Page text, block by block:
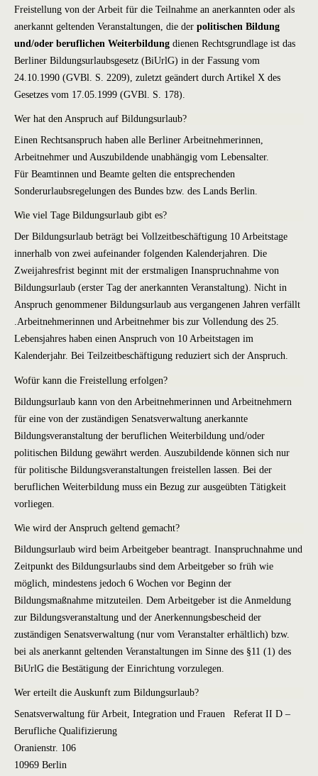
Freistellung von der Arbeit für die Teilnahme an anerkannten oder als
anerkannt geltenden Veranstaltungen, die der politischen Bildung
und/oder beruflichen Weiterbildung dienen Rechtsgrundlage ist das
Berliner Bildungsurlaubsgesetz (BiUrlG) in der Fassung vom
24.10.1990 (GVBl. S. 2209), zuletzt geändert durch Artikel X des
Gesetzes vom 17.05.1999 (GVBl. S. 178).
Wer hat den Anspruch auf Bildungsurlaub?
Einen Rechtsanspruch haben alle Berliner Arbeitnehmerinnen,
Arbeitnehmer und Auszubildende unabhängig vom Lebensalter.
Für Beamtinnen und Beamte gelten die entsprechenden
Sonderurlaubsregelungen des Bundes bzw. des Lands Berlin.
Wie viel Tage Bildungsurlaub gibt es?
Der Bildungsurlaub beträgt bei Vollzeitbeschäftigung 10 Arbeitstage
innerhalb von zwei aufeinander folgenden Kalenderjahren. Die
Zweijahresfrist beginnt mit der erstmaligen Inanspruchnahme von
Bildungsurlaub (erster Tag der anerkannten Veranstaltung). Nicht in
Anspruch genommener Bildungsurlaub aus vergangenen Jahren verfällt
.Arbeitnehmerinnen und Arbeitnehmer bis zur Vollendung des 25.
Lebensjahres haben einen Anspruch von 10 Arbeitstagen im
Kalenderjahr. Bei Teilzeitbeschäftigung reduziert sich der Anspruch.
Wofür kann die Freistellung erfolgen?
Bildungsurlaub kann von den Arbeitnehmerinnen und Arbeitnehmern
für eine von der zuständigen Senatsverwaltung anerkannte
Bildungsveranstaltung der beruflichen Weiterbildung und/oder
politischen Bildung gewährt werden. Auszubildende können sich nur
für politische Bildungsveranstaltungen freistellen lassen. Bei der
beruflichen Weiterbildung muss ein Bezug zur ausgeübten Tätigkeit
vorliegen.
Wie wird der Anspruch geltend gemacht?
Bildungsurlaub wird beim Arbeitgeber beantragt. Inanspruchnahme und
Zeitpunkt des Bildungsurlaubs sind dem Arbeitgeber so früh wie
möglich, mindestens jedoch 6 Wochen vor Beginn der
Bildungsmaßnahme mitzuteilen. Dem Arbeitgeber ist die Anmeldung
zur Bildungsveranstaltung und der Anerkennungsbescheid der
zuständigen Senatsverwaltung (nur vom Veranstalter erhältlich) bzw.
bei als anerkannt geltenden Veranstaltungen im Sinne des §11 (1) des
BiUrlG die Bestätigung der Einrichtung vorzulegen.
Wer erteilt die Auskunft zum Bildungsurlaub?
Senatsverwaltung für Arbeit, Integration und Frauen Referat II D –
Berufliche Qualifizierung
Oranienstr. 106
10969 Berlin